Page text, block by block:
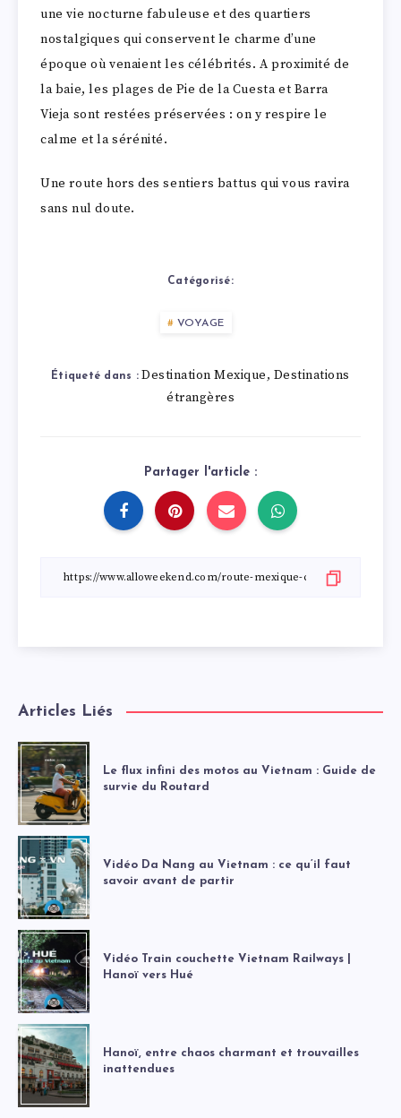
une vie nocturne fabuleuse et des quartiers
nostalgiques qui conservent le charme d’une
époque où venaient les célébrités. A proximité de
la baie, les plages de Pie de la Cuesta et Barra
Vieja sont restées préservées : on y respire le
calme et la sérénité.
Une route hors des sentiers battus qui vous ravira
sans nul doute.
Catégorisé:
VOYAGE
Étiqueté dans : Destination Mexique, Destinations
étrangères
Partager l'article :
Articles Liés
Le flux infini des motos au Vietnam : Guide de
survie du Routard
Vidéo Da Nang au Vietnam : ce qu’il faut
savoir avant de partir
Vidéo Train couchette Vietnam Railways |
Hanoï vers Hué
Hanoï, entre chaos charmant et trouvailles
inattendues